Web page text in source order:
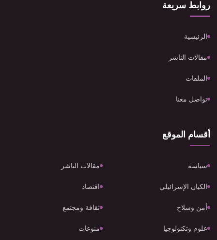
روابط سريعة
الرئيسية
مقالات الناشر
الملفات
تواصل معنا
أقسام الموقع
سياسة مقالات الناشر
الكيان الإسرائيلي اقتصاد
أمن وسلاح ثقافة ومجتمع
علوم وتكنولوجيا منوعات